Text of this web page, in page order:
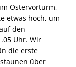
Ostervorturm,
etwas hoch, um
den
Uhr. Wir
die erste
über